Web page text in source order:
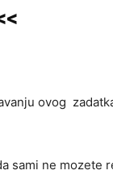
ovog
sami ne mozete